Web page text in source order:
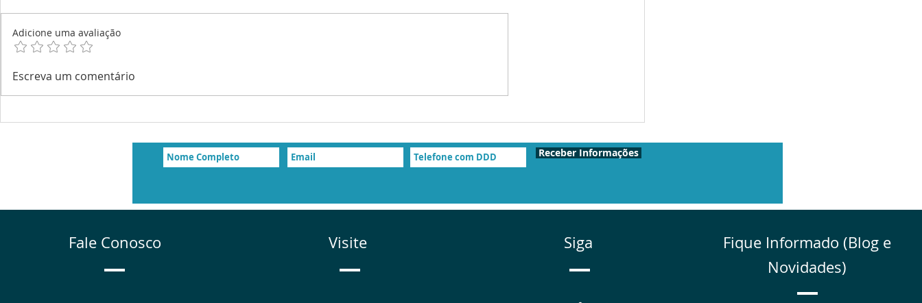
Congressos de Medicina em
Adicione uma avaliação
Escreva um comentário
Receber Informações
Fale Conosco Visite Siga
Fique Informado (Blog e
Novidades)